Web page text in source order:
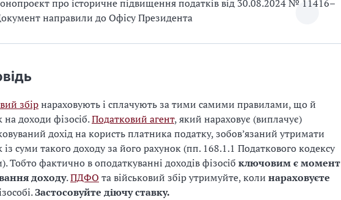
про історичне підвищення податків від 30.08.2024 № 11416–
направили до Офісу Президента
збірнараховують і сплачують за тими самими правилами, що й
на доходи фізосіб.Податковий агент, який нараховує (виплачує)
дохід на користь платника податку, зобов’язаний утримати
із суми такого доходу за його рахунок (пп. 168.1.1 Податкового кодексу
Тобто фактично в оподаткуванні доходів фізосіб ключовим є момент
доходу.ПДФО та військовий збір утримуйте, коли нараховуєте
Застосовуйте діючу ставку.